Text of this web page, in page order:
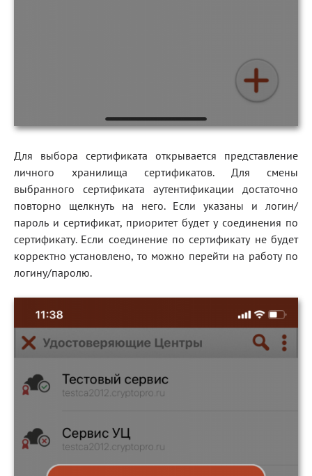
Для выбора сертификата открывается представление
личного хранилища сертификатов. Для смены
выбранного сертификата аутентификации достаточно
повторно щелкнуть на него. Если указаны и логин/
пароль и сертификат, приоритет будет у соединения по
сертификату. Если соединение по сертификату не будет
корректно установлено, то можно перейти на работу по
логину/паролю.